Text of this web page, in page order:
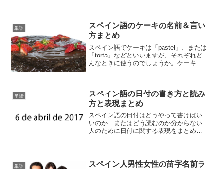
単語
スペイン語のケーキの名前＆言い
方まとめ
スペイン語でケーキは「pastel」、または
「torta」などといいますが、それぞれど
んなときに使うのでしょうか。ケーキの
単語
スペイン語の日付の書き方と読み
方と表現まとめ
スペイン語の日付はどうやって書けばい
いのか、またはどう読むのか分からない
人のために日付に関する表現をまとめて
単語
スペイン人男性女性の苗字名前ラ